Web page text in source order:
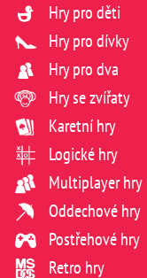
Hry pro děti
Hry pro dívky
Hry pro dva
Hry se zvířaty
Karetní hry
Logické hry
Multiplayer hry
Oddechové hry
Postřehové hry
Retro hry